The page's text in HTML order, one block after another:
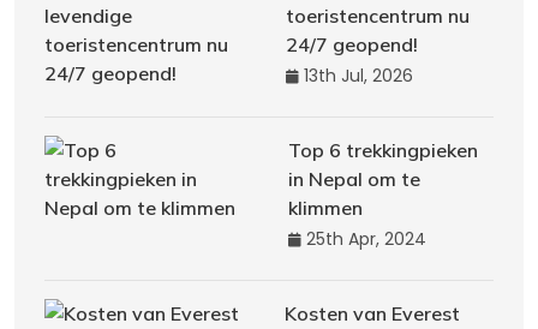
toeristencentrum nu
24/7 geopend!
13th Jul, 2026
Top 6 trekkingpieken
in Nepal om te
klimmen
25th Apr, 2024
Kosten van Everest